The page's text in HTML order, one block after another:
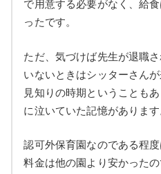
で用意する必要がなく、給
ったです。
ただ、気づけば先生が退職
いないときはシッターさん
見知りの時期ということも
に泣いていた記憶があります
認可外保育園なのである程
料金は他の園より安かった